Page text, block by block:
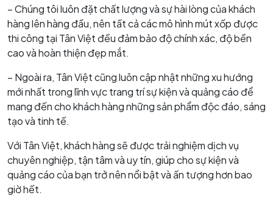
– Chúng tôi luôn đặt chất lượng và sự hài lòng của khách
hàng lên hàng đầu, nên tất cả các mô hình mút xốp được
thi công tại Tân Việt đều đảm bảo độ chính xác, độ bền
cao và hoàn thiện đẹp mắt.
– Ngoài ra, Tân Việt cũng luôn cập nhật những xu hướng
mới nhất trong lĩnh vực trang trí sự kiện và quảng cáo để
mang đến cho khách hàng những sản phẩm độc đáo, sáng
tạo và tinh tế.
Với Tân Việt, khách hàng sẽ được trải nghiệm dịch vụ
chuyên nghiệp, tận tâm và uy tín, giúp cho sự kiện và
quảng cáo của bạn trở nên nổi bật và ấn tượng hơn bao
giờ hết.